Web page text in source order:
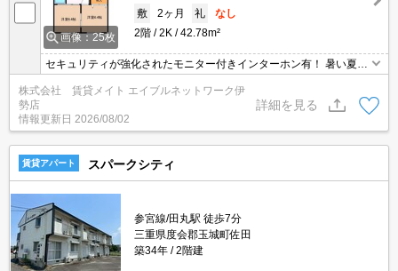
画像：25枚
敷
2ヶ月 礼
なし
2階
2K 42.78m²
セキュリティが強化されたモニター付きインターホン有！ 暑い夏・
寒い冬に大活躍のエアコン♪エアコン付き物件ならオールシーズン快
適に過ごせます◎
株式会社 賃貸メイト エイブルネットワーク伊
勢店
情報更新日 2026/08/02
詳細を見る
賃貸アパート スパークシティ
参宮線/田丸駅 徒歩7分
三重県度会郡玉城町佐田
築34年
2階建